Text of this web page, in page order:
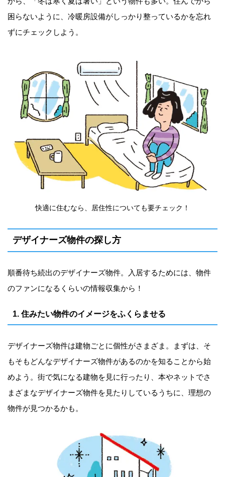
困らないように、冷暖房設備がしっかり整っているかを忘れ
ずにチェックしよう。
快適に住むなら、居住性についても要チェック！
デザイナーズ物件の探し方
順番待ち続出のデザイナーズ物件。入居するためには、物件
のファンになるくらいの情報収集から！
1. 住みたい物件のイメージをふくらませる
デザイナーズ物件は建物ごとに個性がさまざま。まずは、そ
もそもどんなデザイナーズ物件があるのかを知ることから始
めよう。街で気になる建物を見に行ったり、本やネットでさ
まざまなデザイナーズ物件を見たりしているうちに、理想の
物件が見つかるかも。